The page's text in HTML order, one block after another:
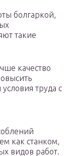
болгаркой,
такие
качество
труда с
как станком,
видов работ.